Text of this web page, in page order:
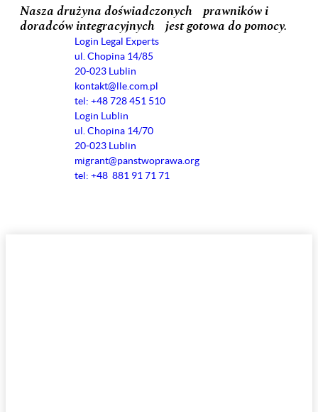
Nasza drużyna doświadczonych prawników i
doradców integracyjnych jest gotowa do pomocy.
Login Legal Experts
ul. Chopina 14/85
20-023 Lublin
kontakt@lle.com.pl
tel: +48 728 451 510
Login Lublin
ul. Chopina 14/70
20-023 Lublin
migrant@panstwoprawa.org
tel: +48 881 91 71 71